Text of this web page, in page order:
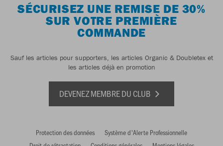
SÉCURISEZ UNE REMISE DE 30%
SUR VOTRE PREMIÈRE
COMMANDE
Sauf les articles pour supporters, les articles Organic & Doubletex et
les articles déjà en promotion
DEVENEZ MEMBRE DU CLUB
Protection des données
Système d'Alerte Professionnelle